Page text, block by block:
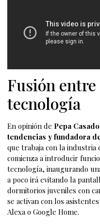
Fusión
tecnología
En opinión de Pepa
tendencias y fundadora
que trabaja con la industria
comienza a introducir
tecnología, inaugurando
a poco irá evitando la
dormitorios juveniles con
se activan con los
Alexa o Google Home.